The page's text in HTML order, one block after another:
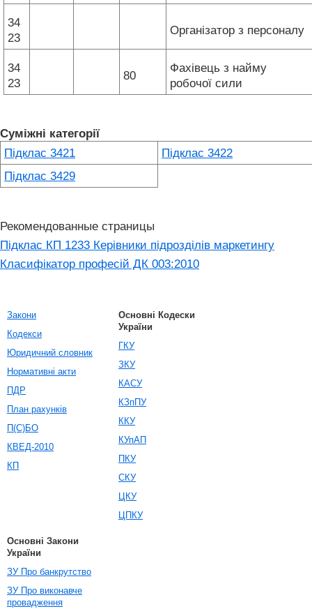
34
23
Організатор з персоналу
34
23
80
Фахівець з найму
робочої сили
Суміжні категорії
Підклас 3421
Підклас 3422
Підклас 3429
Рекомендованные страницы
Підклас КП 1233 Керівники підрозділів маркетингу
Класифікатор професій ДК 003:2010
Закони
Кодекси
Юридичний словник
Нормативні акти
ПДР
План рахунків
П(С)БО
КВЕД-2010
КП
Основні Кодески
України
ГКУ
ЗКУ
КАСУ
КЗпПУ
ККУ
КУпАП
ПКУ
СКУ
ЦКУ
ЦПКУ
Основні Закони
України
ЗУ Про банкрутство
ЗУ Про виконавче
провадження